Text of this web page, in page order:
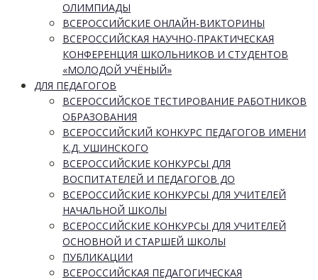
ОЛИМПИАДЫ
ВСЕРОССИЙСКИЕ ОНЛАЙН-ВИКТОРИНЫ
ВСЕРОССИЙСКАЯ НАУЧНО-ПРАКТИЧЕСКАЯ
КОНФЕРЕНЦИЯ ШКОЛЬНИКОВ И СТУДЕНТОВ
«МОЛОДОЙ УЧЁНЫЙ»
ДЛЯ ПЕДАГОГОВ
ВСЕРОССИЙСКОЕ ТЕСТИРОВАНИЕ РАБОТНИКОВ
ОБРАЗОВАНИЯ
ВСЕРОССИЙСКИЙ КОНКУРС ПЕДАГОГОВ ИМЕНИ
К.Д. УШИНСКОГО
ВСЕРОССИЙСКИЕ КОНКУРСЫ ДЛЯ
ВОСПИТАТЕЛЕЙ И ПЕДАГОГОВ ДО
ВСЕРОССИЙСКИЕ КОНКУРСЫ ДЛЯ УЧИТЕЛЕЙ
НАЧАЛЬНОЙ ШКОЛЫ
ВСЕРОССИЙСКИЕ КОНКУРСЫ ДЛЯ УЧИТЕЛЕЙ
ОСНОВНОЙ И СТАРШЕЙ ШКОЛЫ
ПУБЛИКАЦИИ
ВСЕРОССИЙСКАЯ ПЕДАГОГИЧЕСКАЯ